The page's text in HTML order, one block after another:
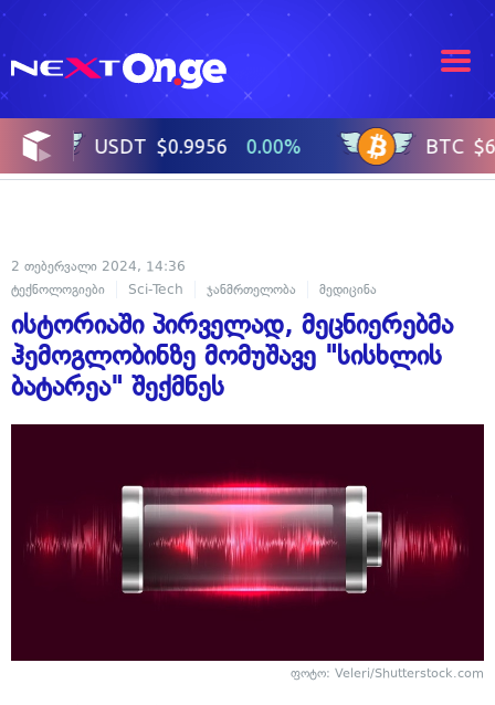
2 თებერვალი 2024, 14:36
ტექნოლოგიები
Sci-Tech ჯანმრთელობა მედიცინა
ისტორიაში პირველად, მეცნიერებმა
ჰემოგლობინზე მომუშავე "სისხლის
ბატარეა" შექმნეს
ფოტო: Veleri/Shutterstock.com